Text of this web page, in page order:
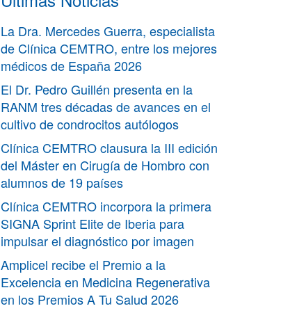
La Dra. Mercedes Guerra, especialista
de Clínica CEMTRO, entre los mejores
médicos de España 2026
El Dr. Pedro Guillén presenta en la
RANM tres décadas de avances en el
cultivo de condrocitos autólogos
Clínica CEMTRO clausura la III edición
del Máster en Cirugía de Hombro con
alumnos de 19 países
Clínica CEMTRO incorpora la primera
SIGNA Sprint Elite de Iberia para
impulsar el diagnóstico por imagen
Amplicel recibe el Premio a la
Excelencia en Medicina Regenerativa
en los Premios A Tu Salud 2026